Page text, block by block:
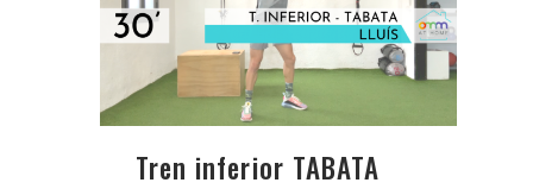
Tren inferior TABATA